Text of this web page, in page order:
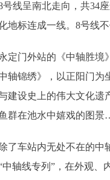
呈南北走向，共34座
地标连成一线。8号线
门外站的《中轴胜境》
轴锦绣》，以正阳门为
建设史上的伟大文化遗
群在池水中嬉戏的图
车站内无处不在的中轴
中轴线专列”，在外观、